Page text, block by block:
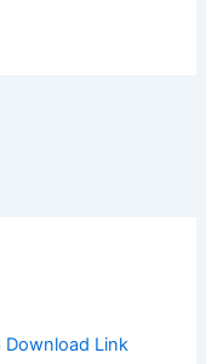
Download Link